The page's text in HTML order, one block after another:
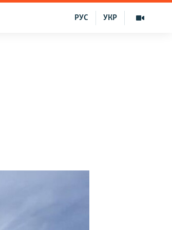
УКР
РУС